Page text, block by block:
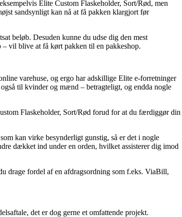
Elite Custom Flaskeholder, Sort/Rød, men
sandsynligt kan nå at få pakken klargjort før
beløb. Desuden kunne du udse dig den mest
vil blive at få kørt pakken til en pakkeshop.
varehuse, og ergo har adskillige Elite e-forretninger
til kvinder og mænd – betragteligt, og endda nogle
Flaskeholder, Sort/Rød forud for at du færdiggør din
kan virke besynderligt gunstig, så er det i nogle
dækket ind under en orden, hvilket assisterer dig imod
drage fordel af en afdragsordning som f.eks. ViaBill,
det er dog gerne et omfattende projekt.